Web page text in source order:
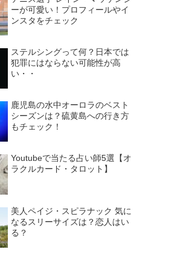
ーが可愛い！プロフィールやイ
ンスタをチェック
ステルシングって何？日本では
犯罪にはならない可能性が高
い・・
鹿児島の水中オーロラのベスト
シーズンは？硫黄島への行き方
もチェック！
Youtubeで当たる占い師5選【オ
ラクルカード・タロット】
美人ペイジ・スピラナック 気に
なるスリーサイズは？恋人はい
る？